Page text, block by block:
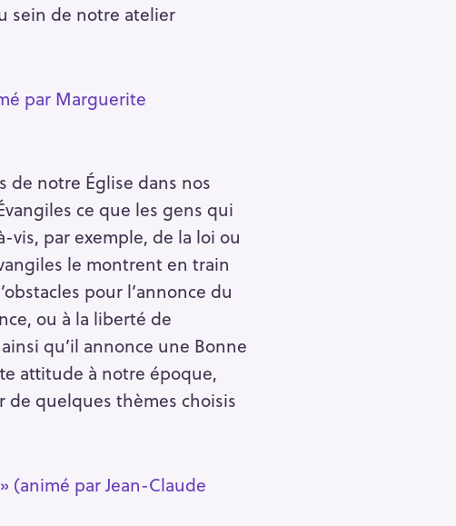
sein de notre atelier
par Marguerite
de notre Église dans nos
ce que les gens qui
vis, par exemple, de la loi ou
le montrent en train
pour l’annonce du
ou à la liberté de
qu’il annonce une Bonne
attitude à notre époque,
de quelques thèmes choisis
» (animé par Jean-Claude
Pour effacer la recherche appuyez sur